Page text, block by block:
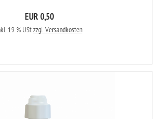
EUR 0,50
19 % UStzzgl. Versandkosten